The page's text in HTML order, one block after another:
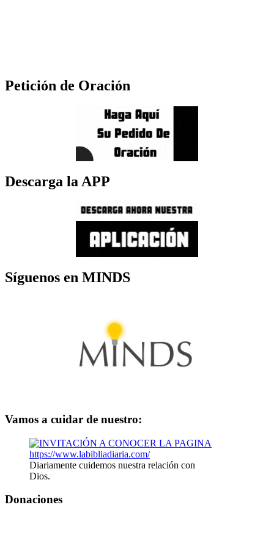
Petición de Oración
Descarga la APP
Síguenos en MINDS
Vamos a cuidar de nuestro:
Diariamente cuidemos nuestra relación con
Dios.
Donaciones